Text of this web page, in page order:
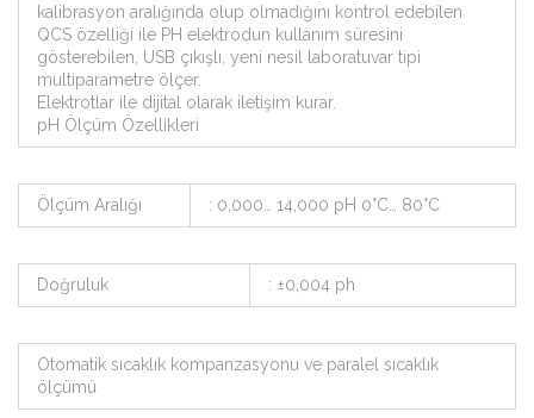
kalibrasyon aralığında olup olmadığını kontrol edebilen
QCS özelliği ile PH elektrodun kullanım süresini
gösterebilen, USB çıkışlı, yeni nesil laboratuvar tipi
multiparametre ölçer.
Elektrotlar ile dijital olarak iletişim kurar.
pH Ölçüm Özellikleri
Ölçüm Aralığı : 0,000… 14,000 pH 0°C… 80°C
Doğruluk : ±0,004 ph
Otomatik sıcaklık kompanzasyonu ve paralel sıcaklık
ölçümü